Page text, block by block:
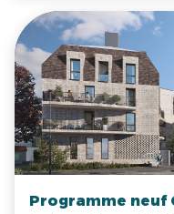
Programme neuf